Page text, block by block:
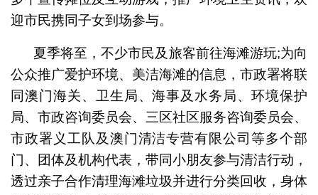
迎市民携同子女到场参与。
夏季将至，不少市民及旅客前往海滩游玩;为向
公众推广爱护环境、美洁海滩的信息，市政署将联
同澳门海关、卫生局、海事及水务局、环境保护
局、市政咨询委员会、三区社区服务咨询委员会、
市政署义工队及澳门清洁专营有限公司等多个部
门、团体及机构代表，带同小朋友参与清洁行动，
透过亲子合作清理海滩垃圾并进行分类回收，身体